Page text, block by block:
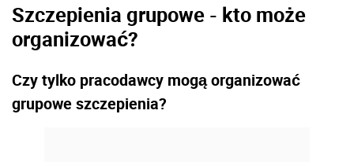
Szczepienia grupowe - kto może
organizować?
Czy tylko pracodawcy mogą organizować
grupowe szczepienia?